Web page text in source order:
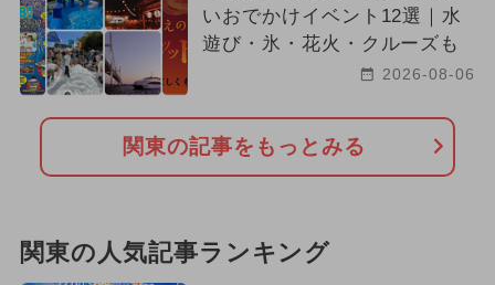
いおでかけイベント12選｜水
遊び・氷・花火・クルーズも
2026-08-06
関東の記事をもっとみる
関東の人気記事ランキング